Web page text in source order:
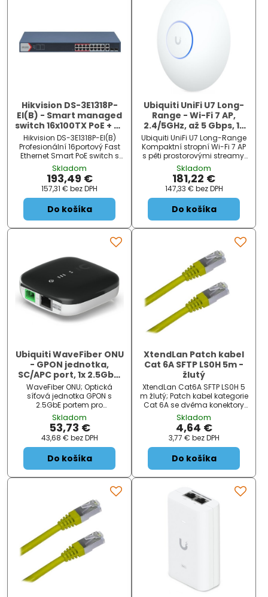
Hikvision DS-3E1318P-
EI(B) - Smart managed
switch 16x100TX PoE + 2x
Gb Uplink Combo port,
230W, Super PoE-
dosah až 300m
Hikvision DS-3E1318P-EI(B)
Profesionální 16portový Fast
Ethernet Smart PoE switch s
pokročilou správou sítě.
Hikvision DS-3E1318P-EI (B) je
výkonný smart managed
switch navržený pro snadnou
implementaci a správu
dohledových systémů....
Skladom
193,49 €
157,31 € bez DPH
Do košíka
Ubiquiti UniFi U7 Long-
Range - Wi-Fi 7 AP,
2.4/5GHz, až 5 Gbps, 1x
2.5GbE, PoE (bez PoE
injektoru)
Ubiquiti UniFi U7 Long-Range
Kompaktní stropní Wi-Fi 7 AP
s pěti prostorovými streamy,
podporou frekvenčních
pásem 2,4 GHz a 5 GHz a
přenosovou rychlostí až 4,3
Gbps v pásmu 5 GHz a 688
Mbps v pásmu 2,4 GHz .
Podporuje PoE napájení.
Model U7...
Skladom
181,22 €
147,33 € bez DPH
Do košíka
Ubiquiti WaveFiber ONU
- GPON jednotka,
SC/APC port, 1x 2.5GbE,
PoE 24V (PoE injektor
součástí balení)
WaveFiber ONU; Optická
síťová jednotka GPON s
2.5GbE portem pro
vysokorychlostní připojení na
vzdálenost až 20 km.
WaveFiber ONU představuje
kompaktní optickou síťovou
jednotku (ONU) využívající
GPON technologii pro zajištění
vysokorychlostního připoj...
Skladom
53,73 €
43,68 € bez DPH
Do košíka
XtendLan Patch kabel
Cat 6A SFTP LS0H 5m -
žlutý
XtendLan Cat6A SFTP LS0H 5
m žlutý; Patch kabel kategorie
Cat 6A se dvěma konektory
RJ-45 a LS0H pláštěm, pro
propojování síťových
zařízení. Délka kabelu je 5 m.
ZÁKLADNÍ SPECIFIKACE
Kategorie : Cat 6A Konektor 1 :
RJ-45 Konektor 2 : RJ-45
Délka: 5 m ...
Skladom
4,64 €
3,77 € bez DPH
Do košíka